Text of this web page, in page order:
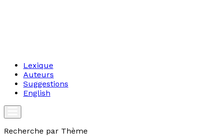
Lexique
Auteurs
Suggestions
English
Recherche par Thème